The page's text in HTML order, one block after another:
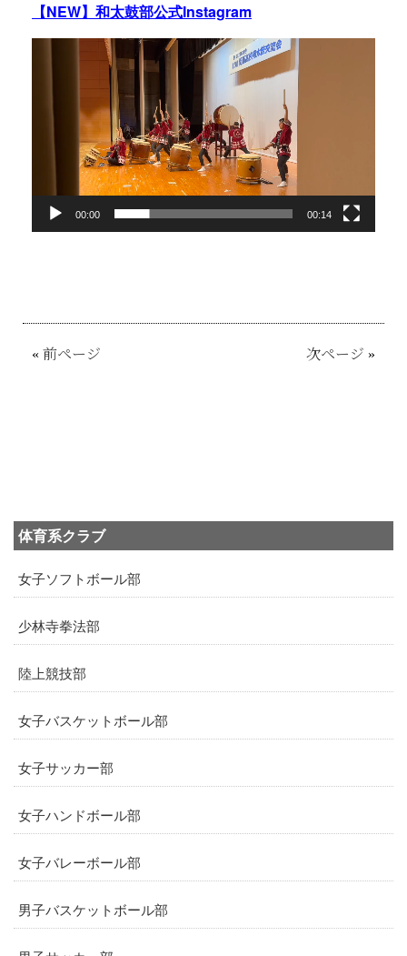
【NEW】和太鼓部公式Instagram
00:00 00:14
« 前ページ 次ページ »
体育系クラブ
女子ソフトボール部
少林寺拳法部
陸上競技部
女子バスケットボール部
女子サッカー部
女子ハンドボール部
女子バレーボール部
男子バスケットボール部